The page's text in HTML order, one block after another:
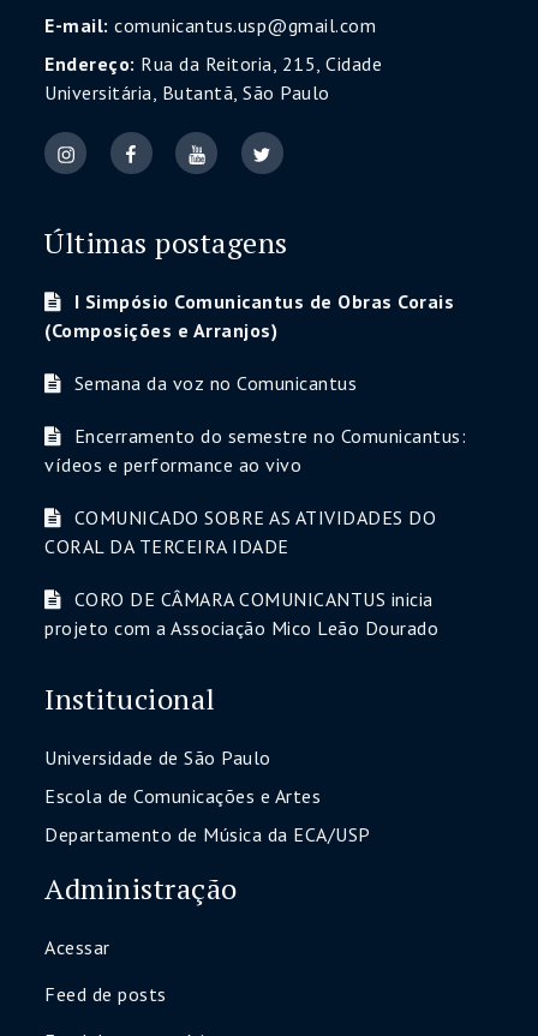
E-mail: comunicantus.usp@gmail.com
Endereço: Rua da Reitoria, 215, Cidade
Universitária, Butantã, São Paulo
Últimas postagens
I Simpósio Comunicantus de Obras Corais
(Composições e Arranjos)
Semana da voz no Comunicantus
Encerramento do semestre no Comunicantus:
vídeos e performance ao vivo
COMUNICADO SOBRE AS ATIVIDADES DO
CORAL DA TERCEIRA IDADE
CORO DE CÂMARA COMUNICANTUS inicia
projeto com a Associação Mico Leão Dourado
Institucional
Universidade de São Paulo
Escola de Comunicações e Artes
Departamento de Música da ECA/USP
Administração
Acessar
Feed de posts